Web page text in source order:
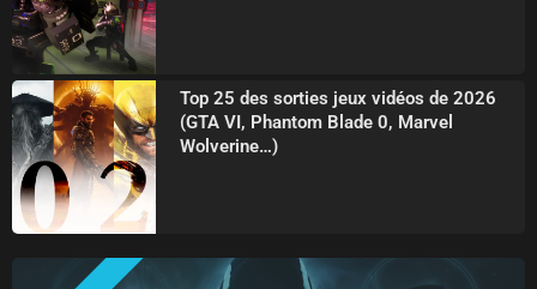
Top 25 des sorties jeux vidéos de 2026
(GTA VI, Phantom Blade 0, Marvel
Wolverine…)